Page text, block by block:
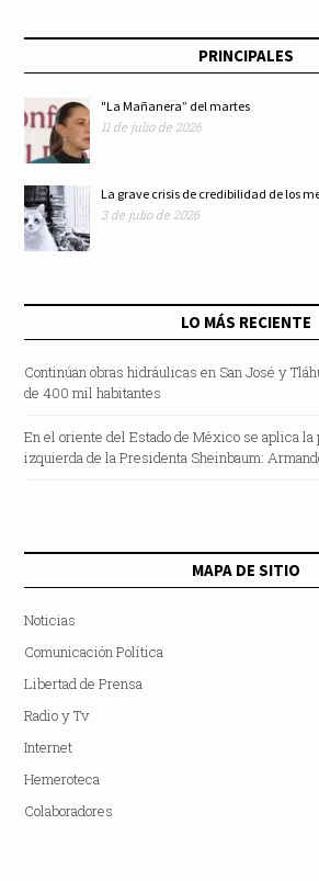
PRINCIPALES
"La Mañanera” del martes
11 de julio de 2026
La grave crisis de credibilidad de los
3 de julio de 2026
LO MÁS RECIENTE
Continúan obras hidráulicas en San José y
de 400 mil habitantes
En el oriente del Estado de México se aplica
izquierda de la Presidenta Sheinbaum:
MAPA DE SITIO
Noticias
Comunicación Política
Libertad de Prensa
Radio y Tv
Internet
Hemeroteca
Colaboradores